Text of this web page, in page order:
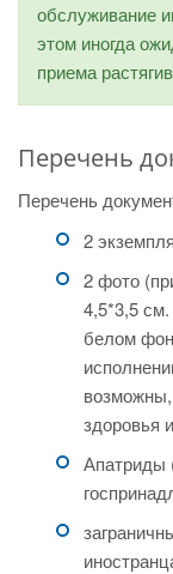
обслуживание
этом иногда
приема
Перечень
Перечень
2
2 фото
4,5*3,5
белом
здоровья
Апатриды